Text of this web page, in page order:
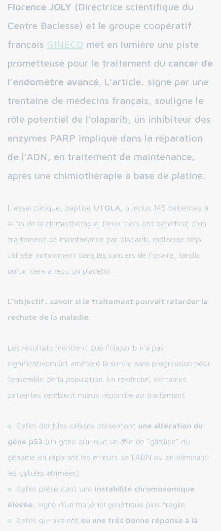
Florence JOLY (Directrice scientifique du
Centre Baclesse) et le groupe coopératif
français GINECO met en lumière une piste
prometteuse pour le traitement du cancer de
l’endomètre avancé. L’article, signé par une
trentaine de médecins français, souligne le
rôle potentiel de l’olaparib, un inhibiteur des
enzymes PARP impliqué dans la réparation
de l’ADN, en traitement de maintenance,
après une chimiothérapie à base de platine.
L’essai clinique, baptisé UTOLA , a inclus 145 patientes à
la fin de la chimiothérapie. Deux tiers ont bénéficié d’un
traitement de maintenance par olaparib, molécule déjà
utilisée notamment dans les cancers de l’ovaire, tandis
qu’un tiers a reçu un placebo.
L’objectif : savoir si le traitement pouvait retarder la
rechute de la maladie.
Les résultats montrent que l’olaparib n’a pas
significativement amélioré la survie sans progression pour
l’ensemble de la population. En revanche, certaines
patientes semblent mieux répondre au traitement :
Celles dont les cellules présentent une altération du
gène p53 (un gène qui joue un rôle de “gardien” du
génome en réparant les erreurs de l’ADN ou en éliminant
les cellules abîmées).
Celles présentant une instabilité chromosomique
élevée , signe d’un matériel génétique plus fragile.
Celles qui avaient eu une très bonne réponse à la